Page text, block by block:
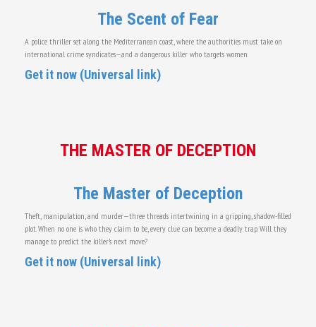
The Scent of Fear
A police thriller set along the Mediterranean coast, where the authorities must take on
international crime syndicates—and a dangerous killer who targets women.
Get it now (Universal link)
THE MASTER OF DECEPTION
The Master of Deception
Theft, manipulation, and murder—three threads intertwining in a gripping, shadow-filled
plot. When no one is who they claim to be, every clue can become a deadly trap. Will they
manage to predict the killer’s next move?
Get it now (Universal link)